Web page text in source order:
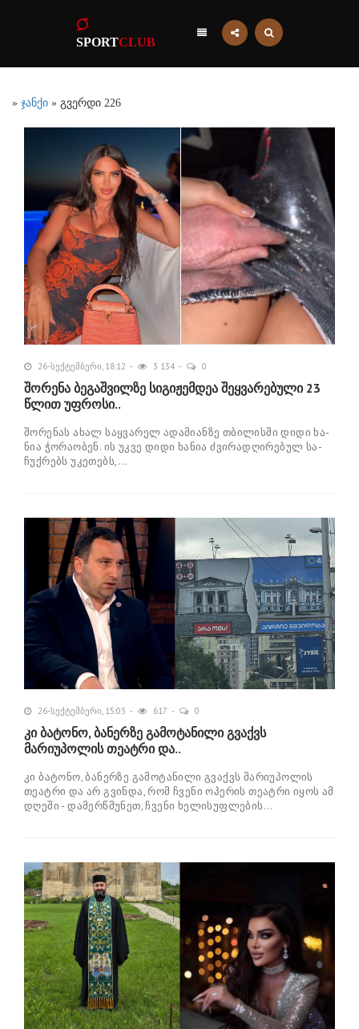
SPORTCLUB
» ჯანქი » გვერდი 226
26-სექტემბერი, 18:12 3 134 0
შორენა ბეგაშვილზე სიგიჟემდეა შეყვარებული 23
წლით უფროსი..
შო­რე­ნას ახალ საყ­ვა­რელ ადა­მი­ან­ზე თბი­ლის­ში დიდი ხა­
ნია ჭო­რა­ო­ბენ. ის უკვე დიდი ხა­ნია ძვი­რა­დღი­რე­ბულ სა­
ჩუქ­რებს უკე­თებს,...
26-სექტემბერი, 15:03 617 0
კი ბატონო, ბანერზე გამოტანილი გვაქვს
მარიუპოლის თეატრი და..
კი ბატონო, ბანერზე გამოტანილი გვაქვს მარიუპოლის
თეატრი და არ გვინდა, რომ ჩვენი ოპერის თეატრი იყოს ამ
დღეში - დამერწმუნეთ, ჩვენი ხელისუფლების...